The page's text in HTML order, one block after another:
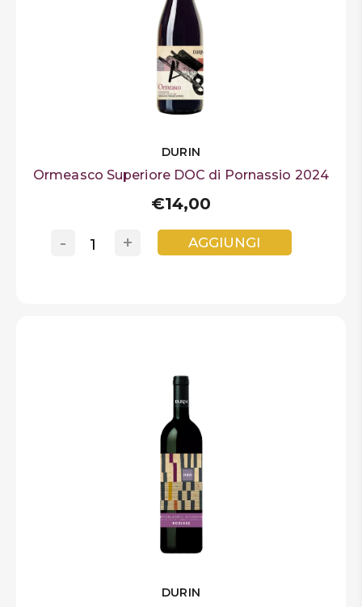
DURIN
Ormeasco Superiore DOC di Pornassio 2024
€14,00
+
- AGGIUNGI
DURIN